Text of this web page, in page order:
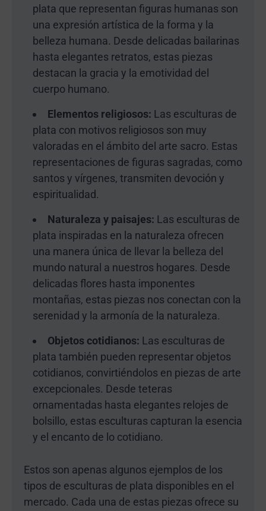
plata que representan figuras humanas son
una expresión artística de la forma y la
belleza humana. Desde delicadas bailarinas
hasta elegantes retratos, estas piezas
destacan la gracia y la emotividad del
cuerpo humano.
Elementos religiosos: Las esculturas de
plata con motivos religiosos son muy
valoradas en el ámbito del arte sacro. Estas
representaciones de figuras sagradas, como
santos y vírgenes, transmiten devoción y
espiritualidad.
Naturaleza y paisajes: Las esculturas de
plata inspiradas en la naturaleza ofrecen
una manera única de llevar la belleza del
mundo natural a nuestros hogares. Desde
delicadas flores hasta imponentes
montañas, estas piezas nos conectan con la
serenidad y la armonía de la naturaleza.
Objetos cotidianos: Las esculturas de
plata también pueden representar objetos
cotidianos, convirtiéndolos en piezas de arte
excepcionales. Desde teteras
ornamentadas hasta elegantes relojes de
bolsillo, estas esculturas capturan la esencia
y el encanto de lo cotidiano.
Estos son apenas algunos ejemplos de los
tipos de esculturas de plata disponibles en el
mercado. Cada una de estas piezas ofrece su